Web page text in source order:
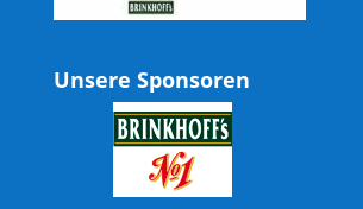
Unsere Sponsoren